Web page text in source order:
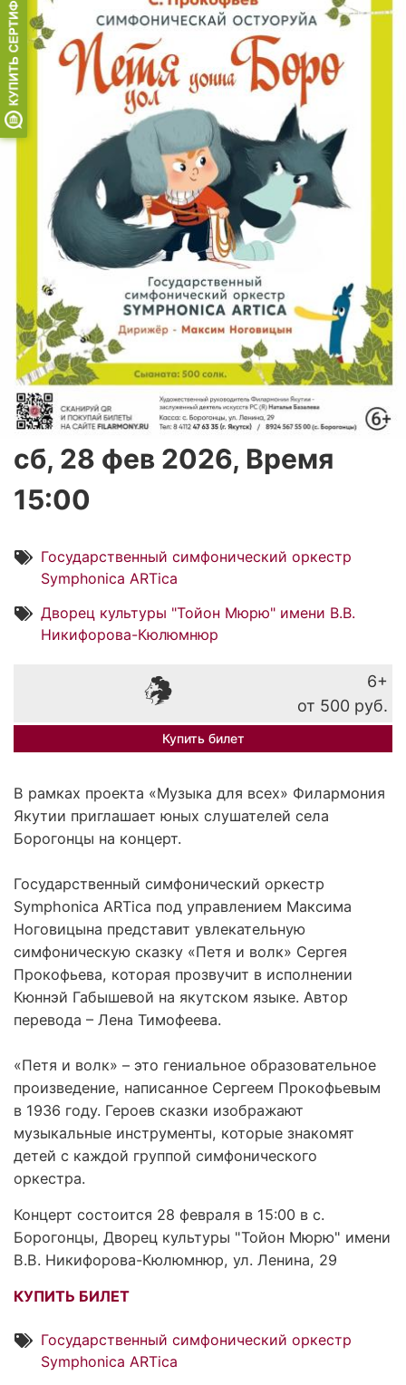
сб, 28 фев 2026, Время
15:00
Государственный симфонический оркестр
Symphonica ARTica
Дворец культуры "Тойон Мюрю" имени В.В.
Никифорова-Кюлюмнюр
6+
от 500 руб.
Купить билет
В рамках проекта «Музыка для всех» Филармония
Якутии приглашает юных слушателей села
Борогонцы на концерт.
Государственный симфонический оркестр
Symphonica ARTica под управлением Максима
Ноговицына представит увлекательную
симфоническую сказку «Петя и волк» Сергея
Прокофьева, которая прозвучит в исполнении
Кюннэй Габышевой на якутском языке. Автор
перевода – Лена Тимофеева.
«Петя и волк» – это гениальное образовательное
произведение, написанное Сергеем Прокофьевым
в 1936 году. Героев сказки изображают
музыкальные инструменты, которые знакомят
детей с каждой группой симфонического
оркестра.
Концерт состоится 28 февраля в 15:00 в с.
Борогонцы, Дворец культуры "Тойон Мюрю" имени
В.В. Никифорова-Кюлюмнюр, ул. Ленина, 29
КУПИТЬ БИЛЕТ
Государственный симфонический оркестр
Symphonica ARTica